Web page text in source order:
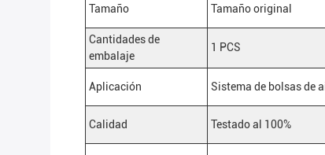
Tamaño Tamaño original
Cantidades de
embalaje
1 PCS
Aplicación Sistema de bolsas de
Calidad Testado al 100%